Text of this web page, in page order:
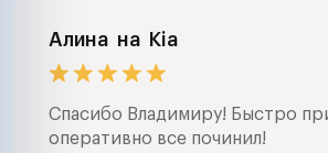
Алина на Kia
Спасибо Владимиру! Быстро
оперативно все починил!